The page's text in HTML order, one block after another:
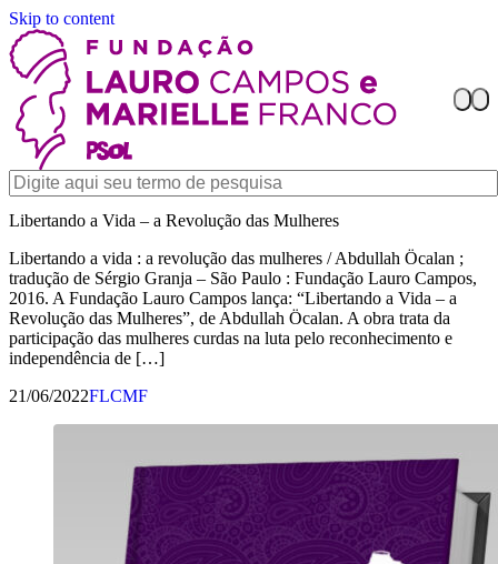
Skip to content
Libertando a Vida – a Revolução das Mulheres
Libertando a vida : a revolução das mulheres / Abdullah Öcalan ;
tradução de Sérgio Granja – São Paulo : Fundação Lauro Campos,
2016. A Fundação Lauro Campos lança: “Libertando a Vida – a
Revolução das Mulheres”, de Abdullah Öcalan. A obra trata da
participação das mulheres curdas na luta pelo reconhecimento e
independência de […]
21/06/2022FLCMF